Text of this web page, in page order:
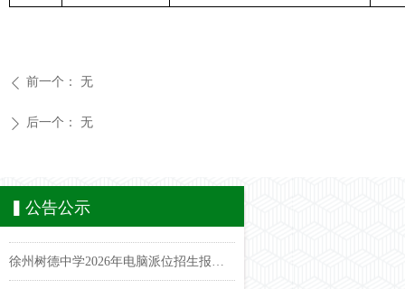
ꄴ 前一个： 无
ꄲ 后一个： 无
▍公告公示
学校阳光体育运动优化实施方案
2024-2025第一学期第二课堂